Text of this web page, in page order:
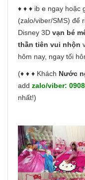
♦ ♦ ♦ ib e ngay hoặc
(zalo/viber/SMS) để
Disney 3D vạn bé
thần tiên vui nhộn
hôm nay, ngay tối
(♦ ♦ ♦ Khách Nước
add zalo/viber:
nhất!)